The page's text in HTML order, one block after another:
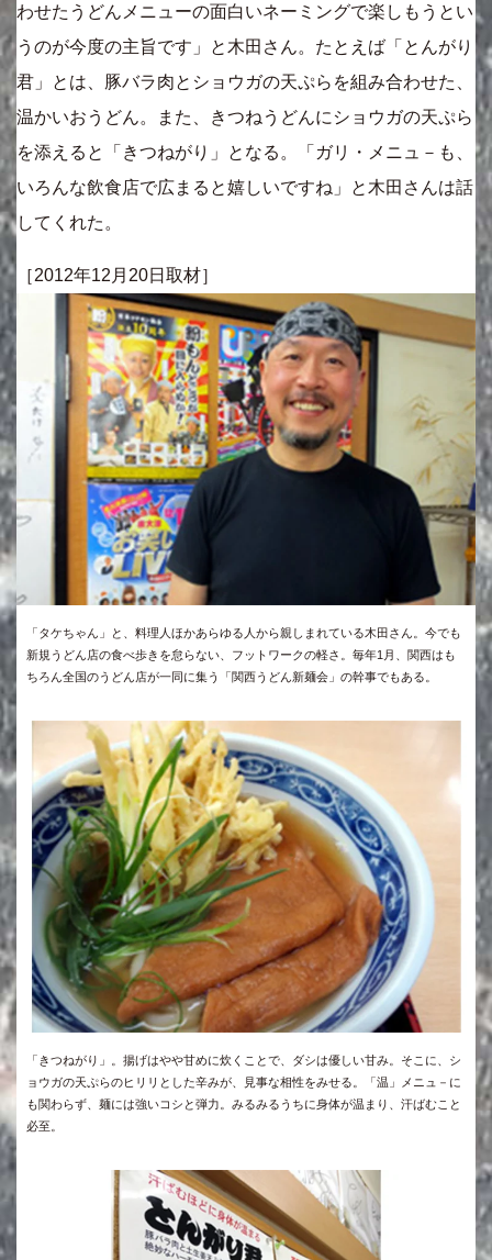
わせたうどんメニューの面白いネーミングで楽しもうとい
うのが今度の主旨です」と木田さん。たとえば「とんがり
君」とは、豚バラ肉とショウガの天ぷらを組み合わせた、
温かいおうどん。また、きつねうどんにショウガの天ぷら
を添えると「きつねがり」となる。「ガリ・メニュ－も、
いろんな飲食店で広まると嬉しいですね」と木田さんは話
してくれた。
［2012年12月20日取材］
「タケちゃん」と、料理人ほかあらゆる人から親しまれている木田さん。今でも
新規うどん店の食べ歩きを怠らない、フットワークの軽さ。毎年1月、関西はも
ちろん全国のうどん店が一同に集う「関西うどん新麺会」の幹事でもある。
「きつねがり」。揚げはやや甘めに炊くことで、ダシは優しい甘み。そこに、シ
ョウガの天ぷらのヒリリとした辛みが、見事な相性をみせる。「温」メニュ－に
も関わらず、麺には強いコシと弾力。みるみるうちに身体が温まり、汗ばむこと
必至。